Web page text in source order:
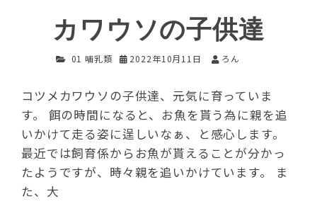
カワウソの子供達
01 哺乳類 2022年10月11日 ろん
コツメカワウソの子供達、元気に育っていま
す。 餌の時間になると、お魚を貰う為に親を追
いかけて走る姿に逞しいなぁ、と感心します。
最近では飼育係からお魚が貰えることが分かっ
たようですが、時々親を追いかけています。 ま
た、大